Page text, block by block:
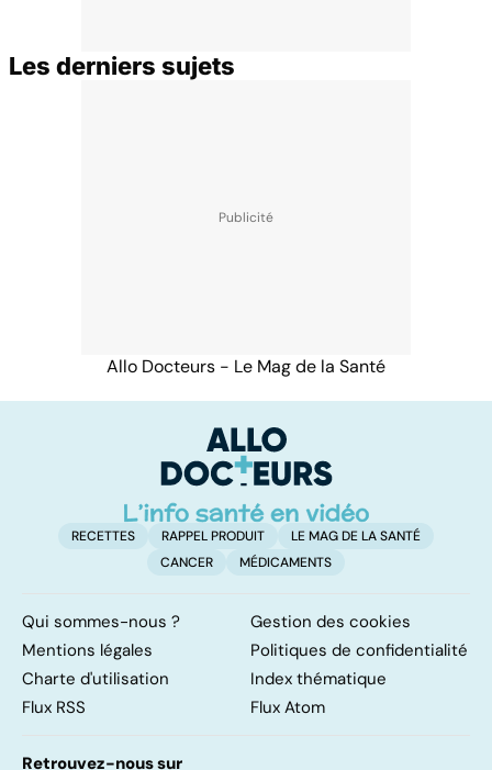
Les derniers sujets
Allo Docteurs - Le Mag de la Santé
RECETTES RAPPEL PRODUIT
LE MAG DE LA SANTÉ
CANCER
MÉDICAMENTS
Qui sommes-nous ?
Gestion des cookies
Mentions légales
Politiques de confidentialité
Charte d'utilisation
Index thématique
Flux RSS
Flux Atom
Retrouvez-nous sur